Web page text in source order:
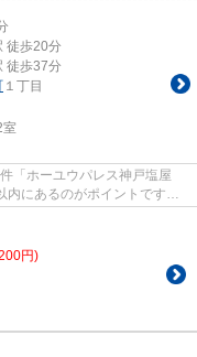
徒歩20分
徒歩37分
１丁目
室
「ホーユウパレス神戸塩屋
内にあるのがポイントです。
円)